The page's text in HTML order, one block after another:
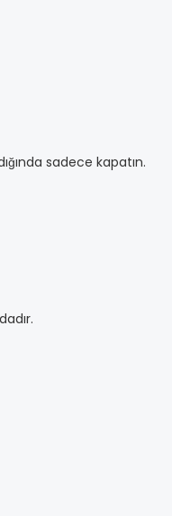
sadece kapatın.